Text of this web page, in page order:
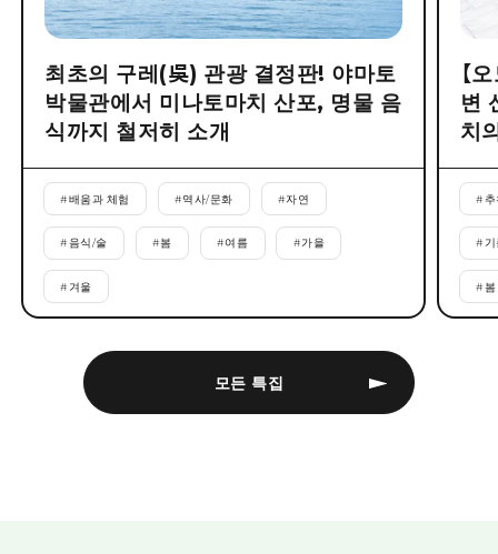
모든 특집
최초의 구레(吳) 관광 결정판! 야마토
박물관에서 미나토마치 산포, 명물 음
식까지 철저히 소개
#배움과 체험 #역사/문화 #자연
#음식/술 #봄 #여름 #가을
# 겨울
【
변
치
#
#
#봄